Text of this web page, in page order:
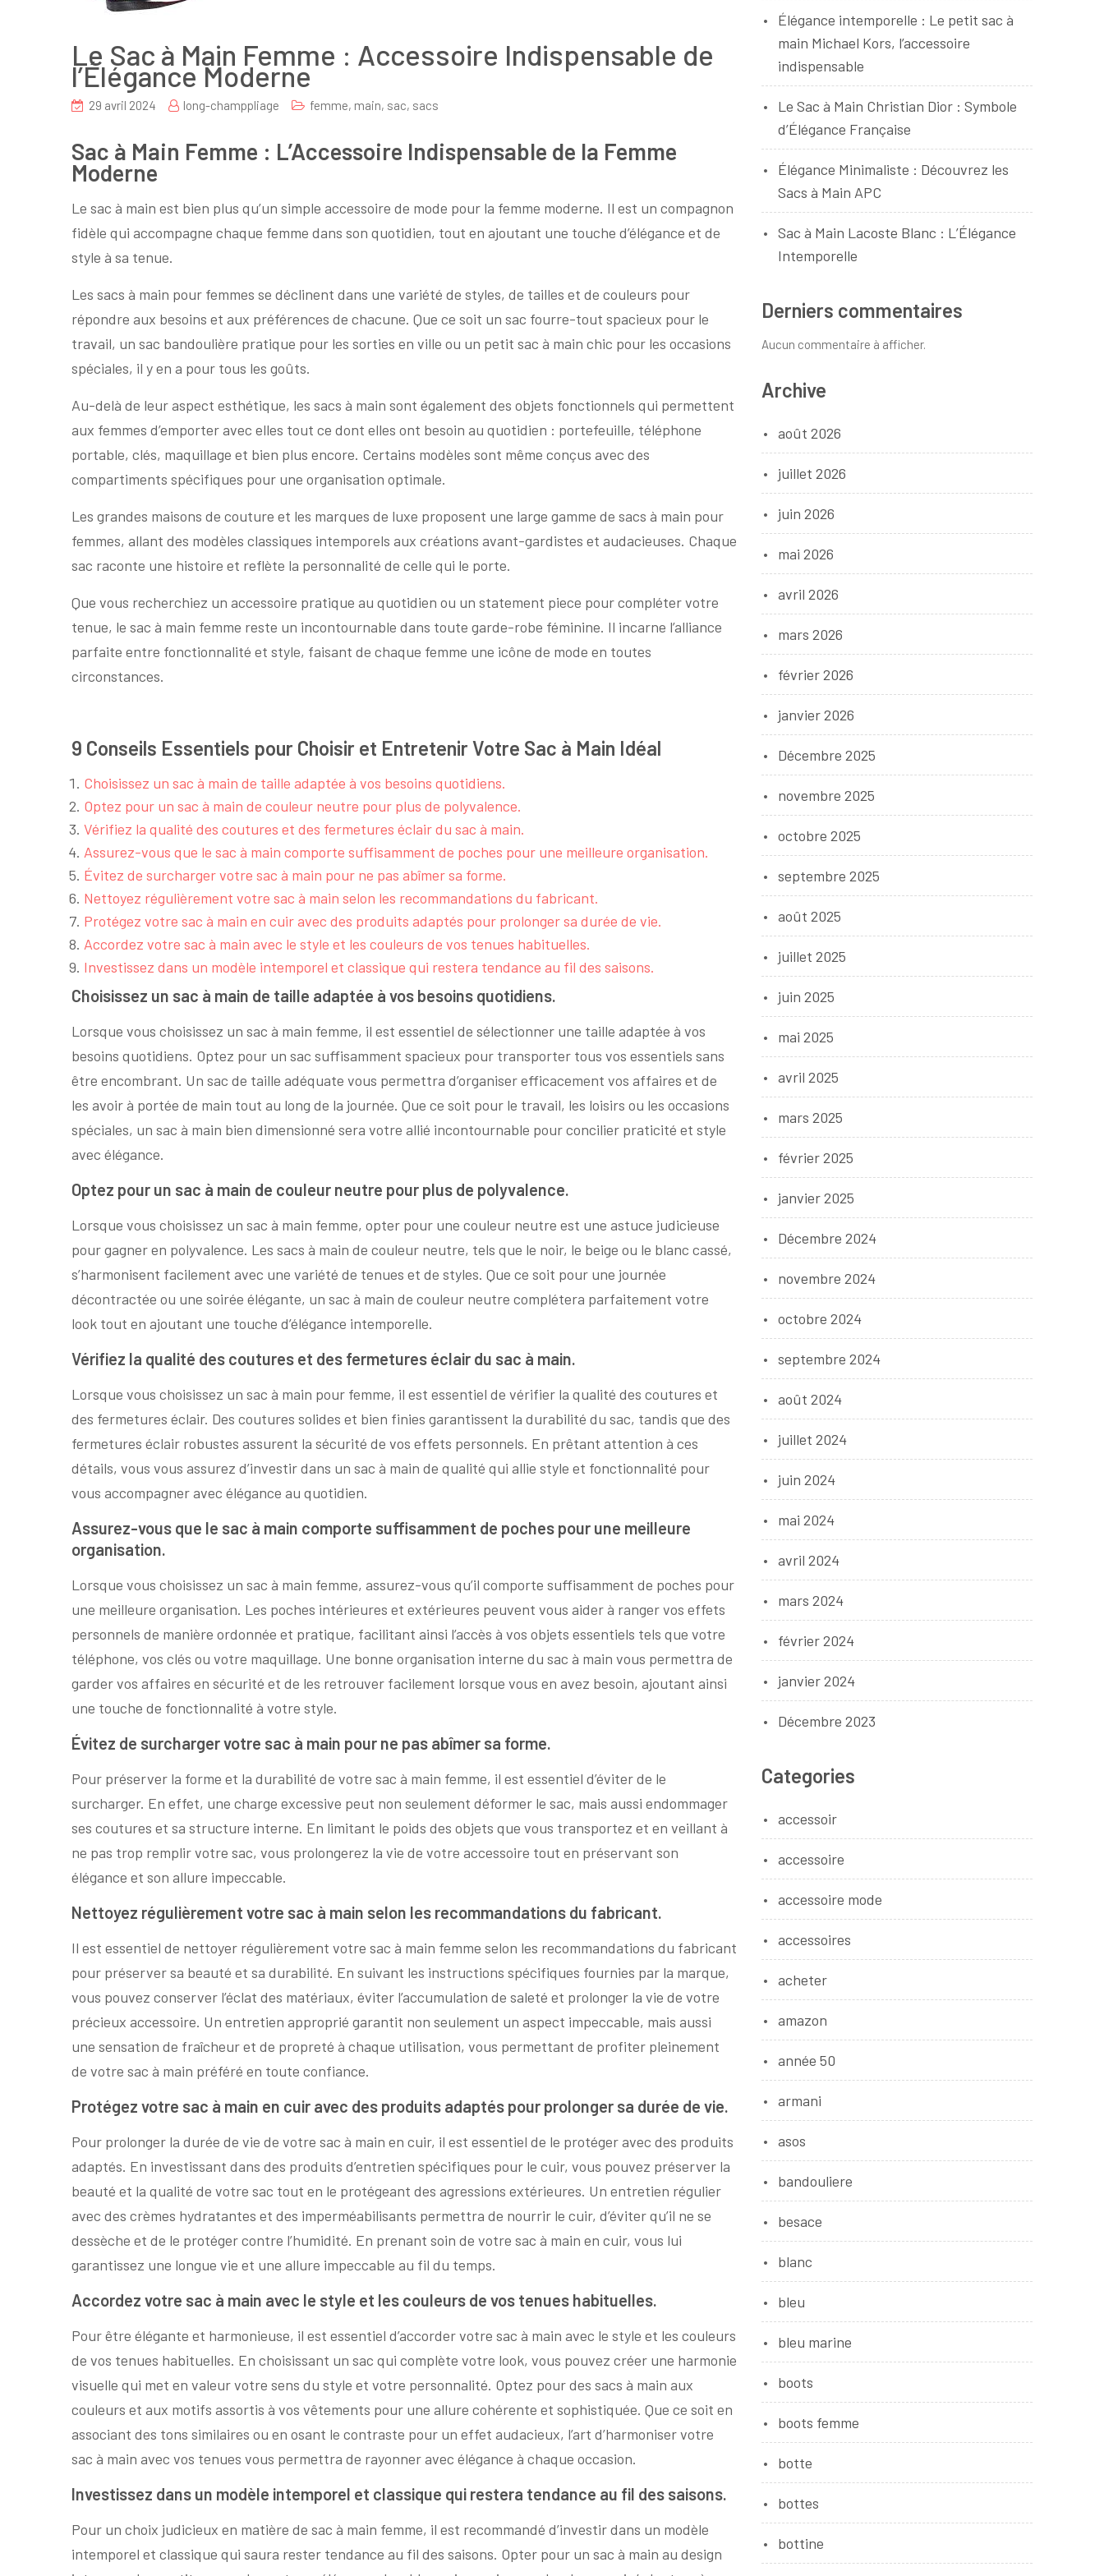
Le Sac à Main Femme : Accessoire Indispensable de
l’Élégance Moderne
29 avril 2024 long-champpliage femme, main, sac, sacs
Sac à Main Femme : L’Accessoire Indispensable de la Femme
Moderne
Le sac à main est bien plus qu’un simple accessoire de mode pour la femme moderne. Il est un compagnon
fidèle qui accompagne chaque femme dans son quotidien, tout en ajoutant une touche d’élégance et de
style à sa tenue.
Les sacs à main pour femmes se déclinent dans une variété de styles, de tailles et de couleurs pour
répondre aux besoins et aux préférences de chacune. Que ce soit un sac fourre-tout spacieux pour le
travail, un sac bandoulière pratique pour les sorties en ville ou un petit sac à main chic pour les occasions
spéciales, il y en a pour tous les goûts.
Au-delà de leur aspect esthétique, les sacs à main sont également des objets fonctionnels qui permettent
aux femmes d’emporter avec elles tout ce dont elles ont besoin au quotidien : portefeuille, téléphone
portable, clés, maquillage et bien plus encore. Certains modèles sont même conçus avec des
compartiments spécifiques pour une organisation optimale.
Les grandes maisons de couture et les marques de luxe proposent une large gamme de sacs à main pour
femmes, allant des modèles classiques intemporels aux créations avant-gardistes et audacieuses. Chaque
sac raconte une histoire et reflète la personnalité de celle qui le porte.
Que vous recherchiez un accessoire pratique au quotidien ou un statement piece pour compléter votre
tenue, le sac à main femme reste un incontournable dans toute garde-robe féminine. Il incarne l’alliance
parfaite entre fonctionnalité et style, faisant de chaque femme une icône de mode en toutes
circonstances.
9 Conseils Essentiels pour Choisir et Entretenir Votre Sac à Main Idéal
Choisissez un sac à main de taille adaptée à vos besoins quotidiens.
Optez pour un sac à main de couleur neutre pour plus de polyvalence.
Vérifiez la qualité des coutures et des fermetures éclair du sac à main.
Assurez-vous que le sac à main comporte suffisamment de poches pour une meilleure organisation.
Évitez de surcharger votre sac à main pour ne pas abîmer sa forme.
Nettoyez régulièrement votre sac à main selon les recommandations du fabricant.
Protégez votre sac à main en cuir avec des produits adaptés pour prolonger sa durée de vie.
Accordez votre sac à main avec le style et les couleurs de vos tenues habituelles.
Investissez dans un modèle intemporel et classique qui restera tendance au fil des saisons.
Choisissez un sac à main de taille adaptée à vos besoins quotidiens.
Lorsque vous choisissez un sac à main femme, il est essentiel de sélectionner une taille adaptée à vos
besoins quotidiens. Optez pour un sac suffisamment spacieux pour transporter tous vos essentiels sans
être encombrant. Un sac de taille adéquate vous permettra d’organiser efficacement vos affaires et de
les avoir à portée de main tout au long de la journée. Que ce soit pour le travail, les loisirs ou les occasions
spéciales, un sac à main bien dimensionné sera votre allié incontournable pour concilier praticité et style
avec élégance.
Optez pour un sac à main de couleur neutre pour plus de polyvalence.
Lorsque vous choisissez un sac à main femme, opter pour une couleur neutre est une astuce judicieuse
pour gagner en polyvalence. Les sacs à main de couleur neutre, tels que le noir, le beige ou le blanc cassé,
s’harmonisent facilement avec une variété de tenues et de styles. Que ce soit pour une journée
décontractée ou une soirée élégante, un sac à main de couleur neutre complétera parfaitement votre
look tout en ajoutant une touche d’élégance intemporelle.
Vérifiez la qualité des coutures et des fermetures éclair du sac à main.
Lorsque vous choisissez un sac à main pour femme, il est essentiel de vérifier la qualité des coutures et
des fermetures éclair. Des coutures solides et bien finies garantissent la durabilité du sac, tandis que des
fermetures éclair robustes assurent la sécurité de vos effets personnels. En prêtant attention à ces
détails, vous vous assurez d’investir dans un sac à main de qualité qui allie style et fonctionnalité pour
vous accompagner avec élégance au quotidien.
Assurez-vous que le sac à main comporte suffisamment de poches pour une meilleure
organisation.
Lorsque vous choisissez un sac à main femme, assurez-vous qu’il comporte suffisamment de poches pour
une meilleure organisation. Les poches intérieures et extérieures peuvent vous aider à ranger vos effets
personnels de manière ordonnée et pratique, facilitant ainsi l’accès à vos objets essentiels tels que votre
téléphone, vos clés ou votre maquillage. Une bonne organisation interne du sac à main vous permettra de
garder vos affaires en sécurité et de les retrouver facilement lorsque vous en avez besoin, ajoutant ainsi
une touche de fonctionnalité à votre style.
Évitez de surcharger votre sac à main pour ne pas abîmer sa forme.
Pour préserver la forme et la durabilité de votre sac à main femme, il est essentiel d’éviter de le
surcharger. En effet, une charge excessive peut non seulement déformer le sac, mais aussi endommager
ses coutures et sa structure interne. En limitant le poids des objets que vous transportez et en veillant à
ne pas trop remplir votre sac, vous prolongerez la vie de votre accessoire tout en préservant son
élégance et son allure impeccable.
Nettoyez régulièrement votre sac à main selon les recommandations du fabricant.
Il est essentiel de nettoyer régulièrement votre sac à main femme selon les recommandations du fabricant
pour préserver sa beauté et sa durabilité. En suivant les instructions spécifiques fournies par la marque,
vous pouvez conserver l’éclat des matériaux, éviter l’accumulation de saleté et prolonger la vie de votre
précieux accessoire. Un entretien approprié garantit non seulement un aspect impeccable, mais aussi
une sensation de fraîcheur et de propreté à chaque utilisation, vous permettant de profiter pleinement
de votre sac à main préféré en toute confiance.
Protégez votre sac à main en cuir avec des produits adaptés pour prolonger sa durée de vie.
Pour prolonger la durée de vie de votre sac à main en cuir, il est essentiel de le protéger avec des produits
adaptés. En investissant dans des produits d’entretien spécifiques pour le cuir, vous pouvez préserver la
beauté et la qualité de votre sac tout en le protégeant des agressions extérieures. Un entretien régulier
avec des crèmes hydratantes et des imperméabilisants permettra de nourrir le cuir, d’éviter qu’il ne se
dessèche et de le protéger contre l’humidité. En prenant soin de votre sac à main en cuir, vous lui
garantissez une longue vie et une allure impeccable au fil du temps.
Accordez votre sac à main avec le style et les couleurs de vos tenues habituelles.
Pour être élégante et harmonieuse, il est essentiel d’accorder votre sac à main avec le style et les couleurs
de vos tenues habituelles. En choisissant un sac qui complète votre look, vous pouvez créer une harmonie
visuelle qui met en valeur votre sens du style et votre personnalité. Optez pour des sacs à main aux
couleurs et aux motifs assortis à vos vêtements pour une allure cohérente et sophistiquée. Que ce soit en
associant des tons similaires ou en osant le contraste pour un effet audacieux, l’art d’harmoniser votre
sac à main avec vos tenues vous permettra de rayonner avec élégance à chaque occasion.
Investissez dans un modèle intemporel et classique qui restera tendance au fil des saisons.
Pour un choix judicieux en matière de sac à main femme, il est recommandé d’investir dans un modèle
intemporel et classique qui saura rester tendance au fil des saisons. Opter pour un sac à main au design
Élégance intemporelle : Le petit sac à
main Michael Kors, l’accessoire
indispensable
Le Sac à Main Christian Dior : Symbole
d’Élégance Française
Élégance Minimaliste : Découvrez les
Sacs à Main APC
Sac à Main Lacoste Blanc : L’Élégance
Intemporelle
Derniers commentaires
Aucun commentaire à afficher.
Archive
août 2026
juillet 2026
juin 2026
mai 2026
avril 2026
mars 2026
février 2026
janvier 2026
Décembre 2025
novembre 2025
octobre 2025
septembre 2025
août 2025
juillet 2025
juin 2025
mai 2025
avril 2025
mars 2025
février 2025
janvier 2025
Décembre 2024
novembre 2024
octobre 2024
septembre 2024
août 2024
juillet 2024
juin 2024
mai 2024
avril 2024
mars 2024
février 2024
janvier 2024
Décembre 2023
Categories
accessoir
accessoire
accessoire mode
accessoires
acheter
amazon
année 50
armani
asos
bandouliere
besace
blanc
bleu
bleu marine
boots
boots femme
botte
bottes
bottine